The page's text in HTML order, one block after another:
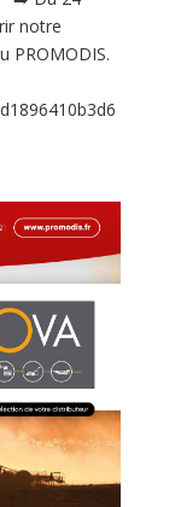
notre
PROMODIS.